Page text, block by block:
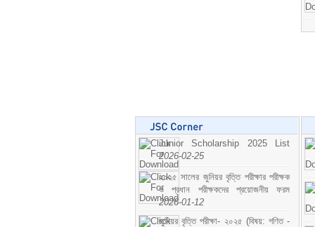
Junior Scholarship 2025 List
2026-02-25
২০২৫ সালের জুনিয়র বৃত্তি পরীক্ষার পরীক্ষক
ও প্রধান পরীক্ষকদের প্রয়োজনীয় ফরম
2026-01-12
জুনিয়র বৃত্তি পরীক্ষা- ২০২৫ (বিষয়: গণিত -